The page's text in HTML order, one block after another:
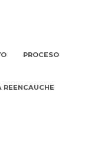
PROCESO
REENCAUCHE